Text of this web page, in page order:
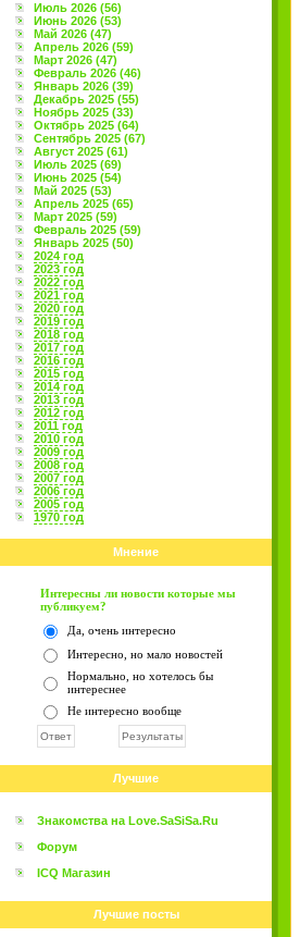
Июль 2026 (56)
Июнь 2026 (53)
Май 2026 (47)
Апрель 2026 (59)
Март 2026 (47)
Февраль 2026 (46)
Январь 2026 (39)
Декабрь 2025 (55)
Ноябрь 2025 (33)
Октябрь 2025 (64)
Сентябрь 2025 (67)
Август 2025 (61)
Июль 2025 (69)
Июнь 2025 (54)
Май 2025 (53)
Апрель 2025 (65)
Март 2025 (59)
Февраль 2025 (59)
Январь 2025 (50)
2024 год
2023 год
2022 год
2021 год
2020 год
2019 год
2018 год
2017 год
2016 год
2015 год
2014 год
2013 год
2012 год
2011 год
2010 год
2009 год
2008 год
2007 год
2006 год
2005 год
1970 год
Мнение
Интересны ли новости которые мы
публикуем?
Да, очень интересно
Интересно, но мало новостей
Нормально, но хотелось бы
интереснее
Не интересно вообще
Лучшие
Знакомства на Love.SaSiSa.Ru
Форум
ICQ Магазин
Лучшие посты